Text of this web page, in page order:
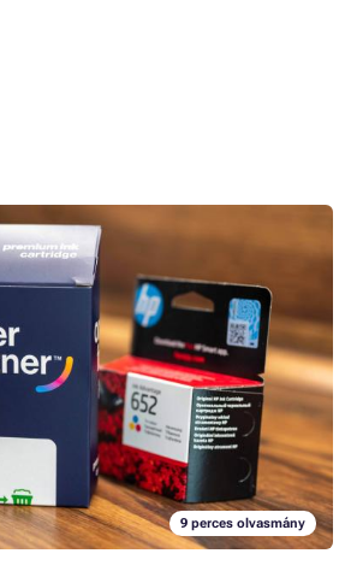
patronok: Összehasonlítottuk a
a tartósságot és a nyomtatási
a tintasugaras nyomtatókkal
a patronok beszerzési ára nagyon magas.
szokott vásárolni közvetlenül a készülék
egyetért velünk abban, amikor azt
néhány nyomtatott oldalért elég sok pénzt
már a piacon vannak alternatív vagy, ha
harmadik fél gyártóitól. Ezek vagy
vagy az eredetivel megegyező áron
tintamennyiséggel, és így több oldal
9 perces olvasmány